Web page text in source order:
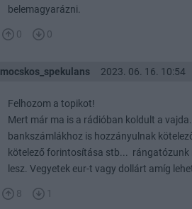
belemagyarázni.
0 0
mocskos_spekulans 2023. 06. 16. 10:54
Felhozom a topikot!
Mert már ma is a rádióban koldult a
bankszámlákhoz is hozzányulnak
kötelező forintosítása stb... rángatózunk
lesz. Vegyetek eur-t vagy dollárt amíg
8 1